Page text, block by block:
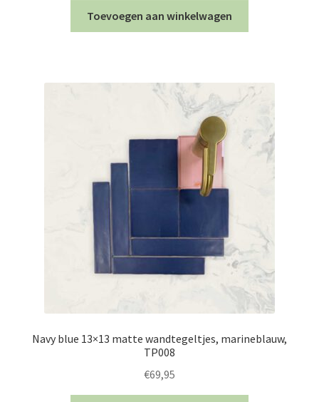
Toevoegen aan winkelwagen
Navy blue 13×13 matte wandtegeltjes, marineblauw,
TP008
€69,95